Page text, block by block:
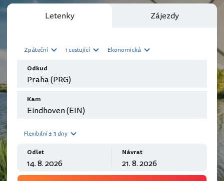
Letenky Zájezdy
Zpáteční 1 cestující Ekonomická
Odkud
Kam
Flexibilní ± 3 dny
Odlet Návrat